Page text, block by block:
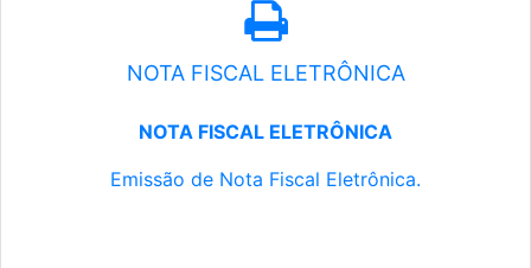
NOTA FISCAL ELETRÔNICA
NOTA FISCAL ELETRÔNICA
Emissão de Nota Fiscal Eletrônica.